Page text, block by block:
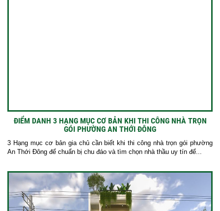
ĐIỂM DANH 3 HẠNG MỤC CƠ BẢN KHI THI CÔNG NHÀ TRỌN
GÓI PHƯỜNG AN THỚI ĐÔNG
3 Hạng mục cơ bản gia chủ cần biết khi thi công nhà trọn gói phường
An Thới Đông để chuẩn bị chu đáo và tìm chọn nhà thầu uy tín để...